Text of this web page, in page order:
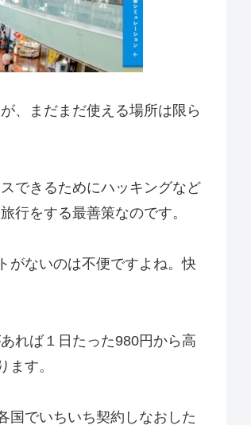
、まだまだ使える場所は限ら
できるためにハッキングなど
行をする最善策なのです。
がないのは不便ですよね。快
れば１日たった980円から高
す。
国でいちいち契約しなおした